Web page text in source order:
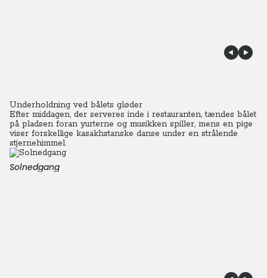
Underholdning ved bålets gløder
Efter middagen, der serveres inde i restauranten, tændes bålet
på pladsen foran yurterne og musikken spiller, mens en pige
viser forskellige kasakhstanske danse under en strålende
stjernehimmel.
Solnedgang